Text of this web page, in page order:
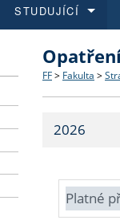
Struktura
Strategie
Fakultní
Co
Učitelské
STUDUJÍCÍ
O vědě a
Aktuální
FF > Fakulta >
2026
Platné